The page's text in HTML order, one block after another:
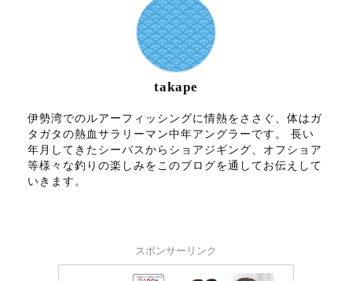
takape
伊勢湾でのルアーフィッシングに情熱をささぐ、体はガ
タガタの熱血サラリーマン中年アングラーです。 長い
年月してきたシーバスからショアジギング、オフショア
等様々な釣りの楽しみをこのブログを通してお伝えして
いきます。
スポンサーリンク